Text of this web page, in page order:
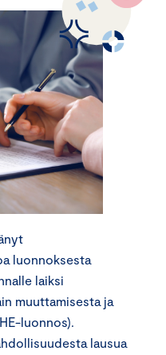
luonnoksesta
laiksi
muuttamisesta ja
luonnos).
lausua